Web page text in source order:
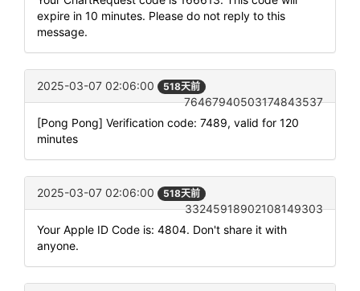
expire in 10 minutes. Please do not reply to this
message.
2025-03-07 02:06:00 518天前
76467940503174843537
[Pong Pong] Verification code: 7489, valid for 120
minutes
2025-03-07 02:06:00 518天前
33245918902108149303
Your Apple ID Code is: 4804. Don't share it with
anyone.